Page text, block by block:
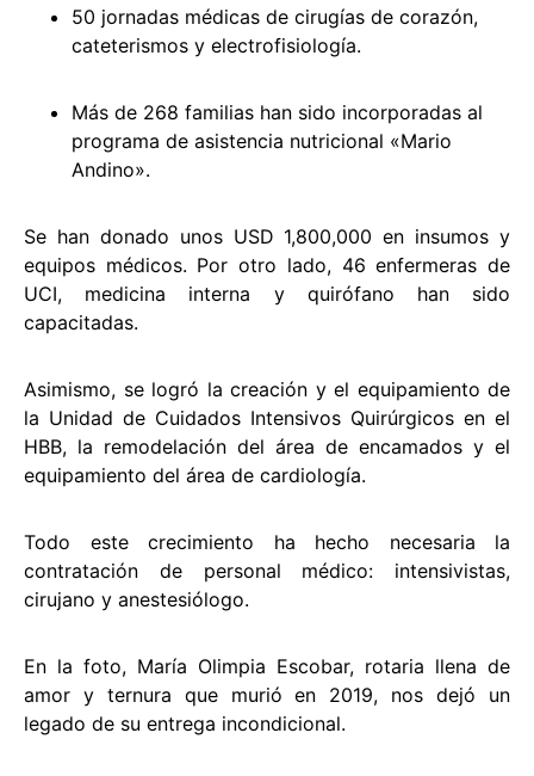
50 jornadas médicas de cirugías de corazón,
cateterismos y electrofisiología.
Más de 268 familias han sido incorporadas al
programa de asistencia nutricional «Mario
Andino».
Se han donado unos USD 1,800,000 en insumos y
equipos médicos. Por otro lado, 46 enfermeras de
UCI, medicina interna y quirófano han sido
capacitadas.
Asimismo, se logró la creación y el equipamiento de
la Unidad de Cuidados Intensivos Quirúrgicos en el
HBB, la remodelación del área de encamados y el
equipamiento del área de cardiología.
Todo este crecimiento ha hecho necesaria la
contratación de personal médico: intensivistas,
cirujano y anestesiólogo.
En la foto, María Olimpia Escobar, rotaria llena de
amor y ternura que murió en 2019, nos dejó un
legado de su entrega incondicional.